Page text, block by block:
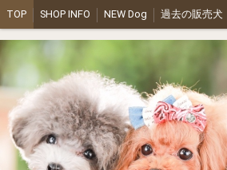
TOP SHOP INFO NEW Dog 過去の販売犬
olive kennel ファミリー